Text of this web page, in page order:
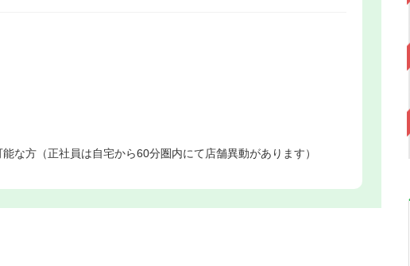
な方（正社員は自宅から60分圏内にて店舗異動があります）